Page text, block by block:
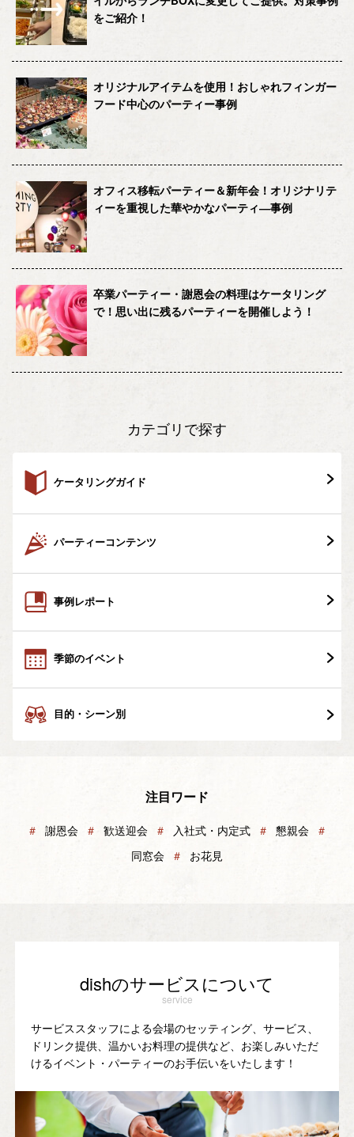
をご紹介！
オリジナルアイテムを使用！おしゃれフィンガー
フード中心のパーティー事例
オフィス移転パーティー＆新年会！オリジナリテ
ィーを重視した華やかなパーティ―事例
卒業パーティー・謝恩会の料理はケータリング
で！思い出に残るパーティーを開催しよう！
カテゴリで探す
ケータリングガイド
パーティーコンテンツ
事例レポート
季節のイベント
目的・シーン別
注目ワード
＃ 謝恩会 ＃ 歓送迎会 ＃ 入社式・内定式 ＃ 懇親会 ＃
同窓会 ＃ お花見
dishのサービスについて
service
サービススタッフによる会場のセッティング、サービス、
ドリンク提供、温かいお料理の提供など、お楽しみいただ
けるイベント・パーティーのお手伝いをいたします！